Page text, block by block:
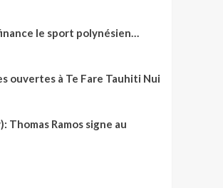
le sport polynésien…
ouvertes à Te Fare Tauhiti Nui
Thomas Ramos signe au